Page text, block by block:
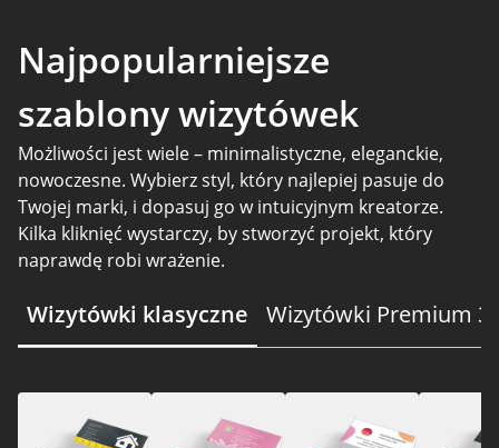
Najpopularniejsze
szablony wizytówek
Możliwości jest wiele – minimalistyczne, eleganckie,
nowoczesne. Wybierz styl, który najlepiej pasuje do
Twojej marki, i dopasuj go w intuicyjnym kreatorze.
Kilka kliknięć wystarczy, by stworzyć projekt, który
naprawdę robi wrażenie.
Wizytówki klasyczne Wizytówki Premium